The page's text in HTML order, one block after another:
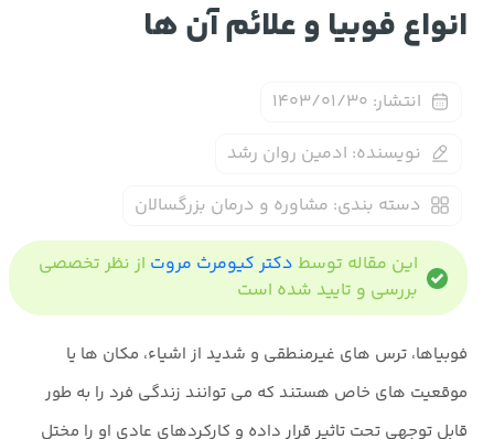
انواع فوبیا و علائم آن ها
انتشار: ۱۴۰۳/۰۱/۳۰
نویسنده: ادمین روان رشد
دسته بندی: مشاوره و درمان بزرگسالان
این مقاله توسط دکتر کیومرث مروت از نظر تخصصی
بررسی و تایید شده است
فوبیاها، ترس های غیرمنطقی و شدید از اشیاء، مکان ها یا
موقعیت های خاص هستند که می توانند زندگی فرد را به طور
قابل توجهی تحت تاثیر قرار داده و کارکردهای عادی او را مختل